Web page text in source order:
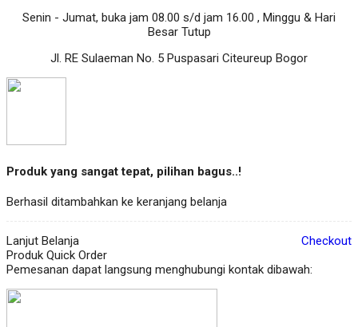
Senin - Jumat, buka jam 08.00 s/d jam 16.00 , Minggu & Hari
Besar Tutup
Jl. RE Sulaeman No. 5 Puspasari Citeureup Bogor
Produk yang sangat tepat, pilihan bagus..!
Berhasil ditambahkan ke keranjang belanja
Lanjut Belanja
Checkout
Produk Quick Order
Pemesanan dapat langsung menghubungi kontak dibawah: